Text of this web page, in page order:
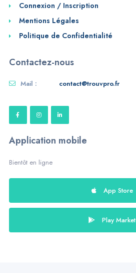
Connexion / Inscription
Mentions Légales
Politique de Confidentialité
Contactez-nous
Mail : contact@trouvpro.fr
Application mobile
Bientôt en ligne
App Store
Play Market